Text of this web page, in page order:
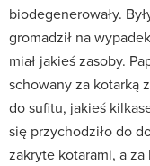
biodegenerowały.
gromadził na
miał jakieś zasoby.
schowany za kotarką
do sufitu, jakieś
się przychodziło do
zakryte kotarami, a